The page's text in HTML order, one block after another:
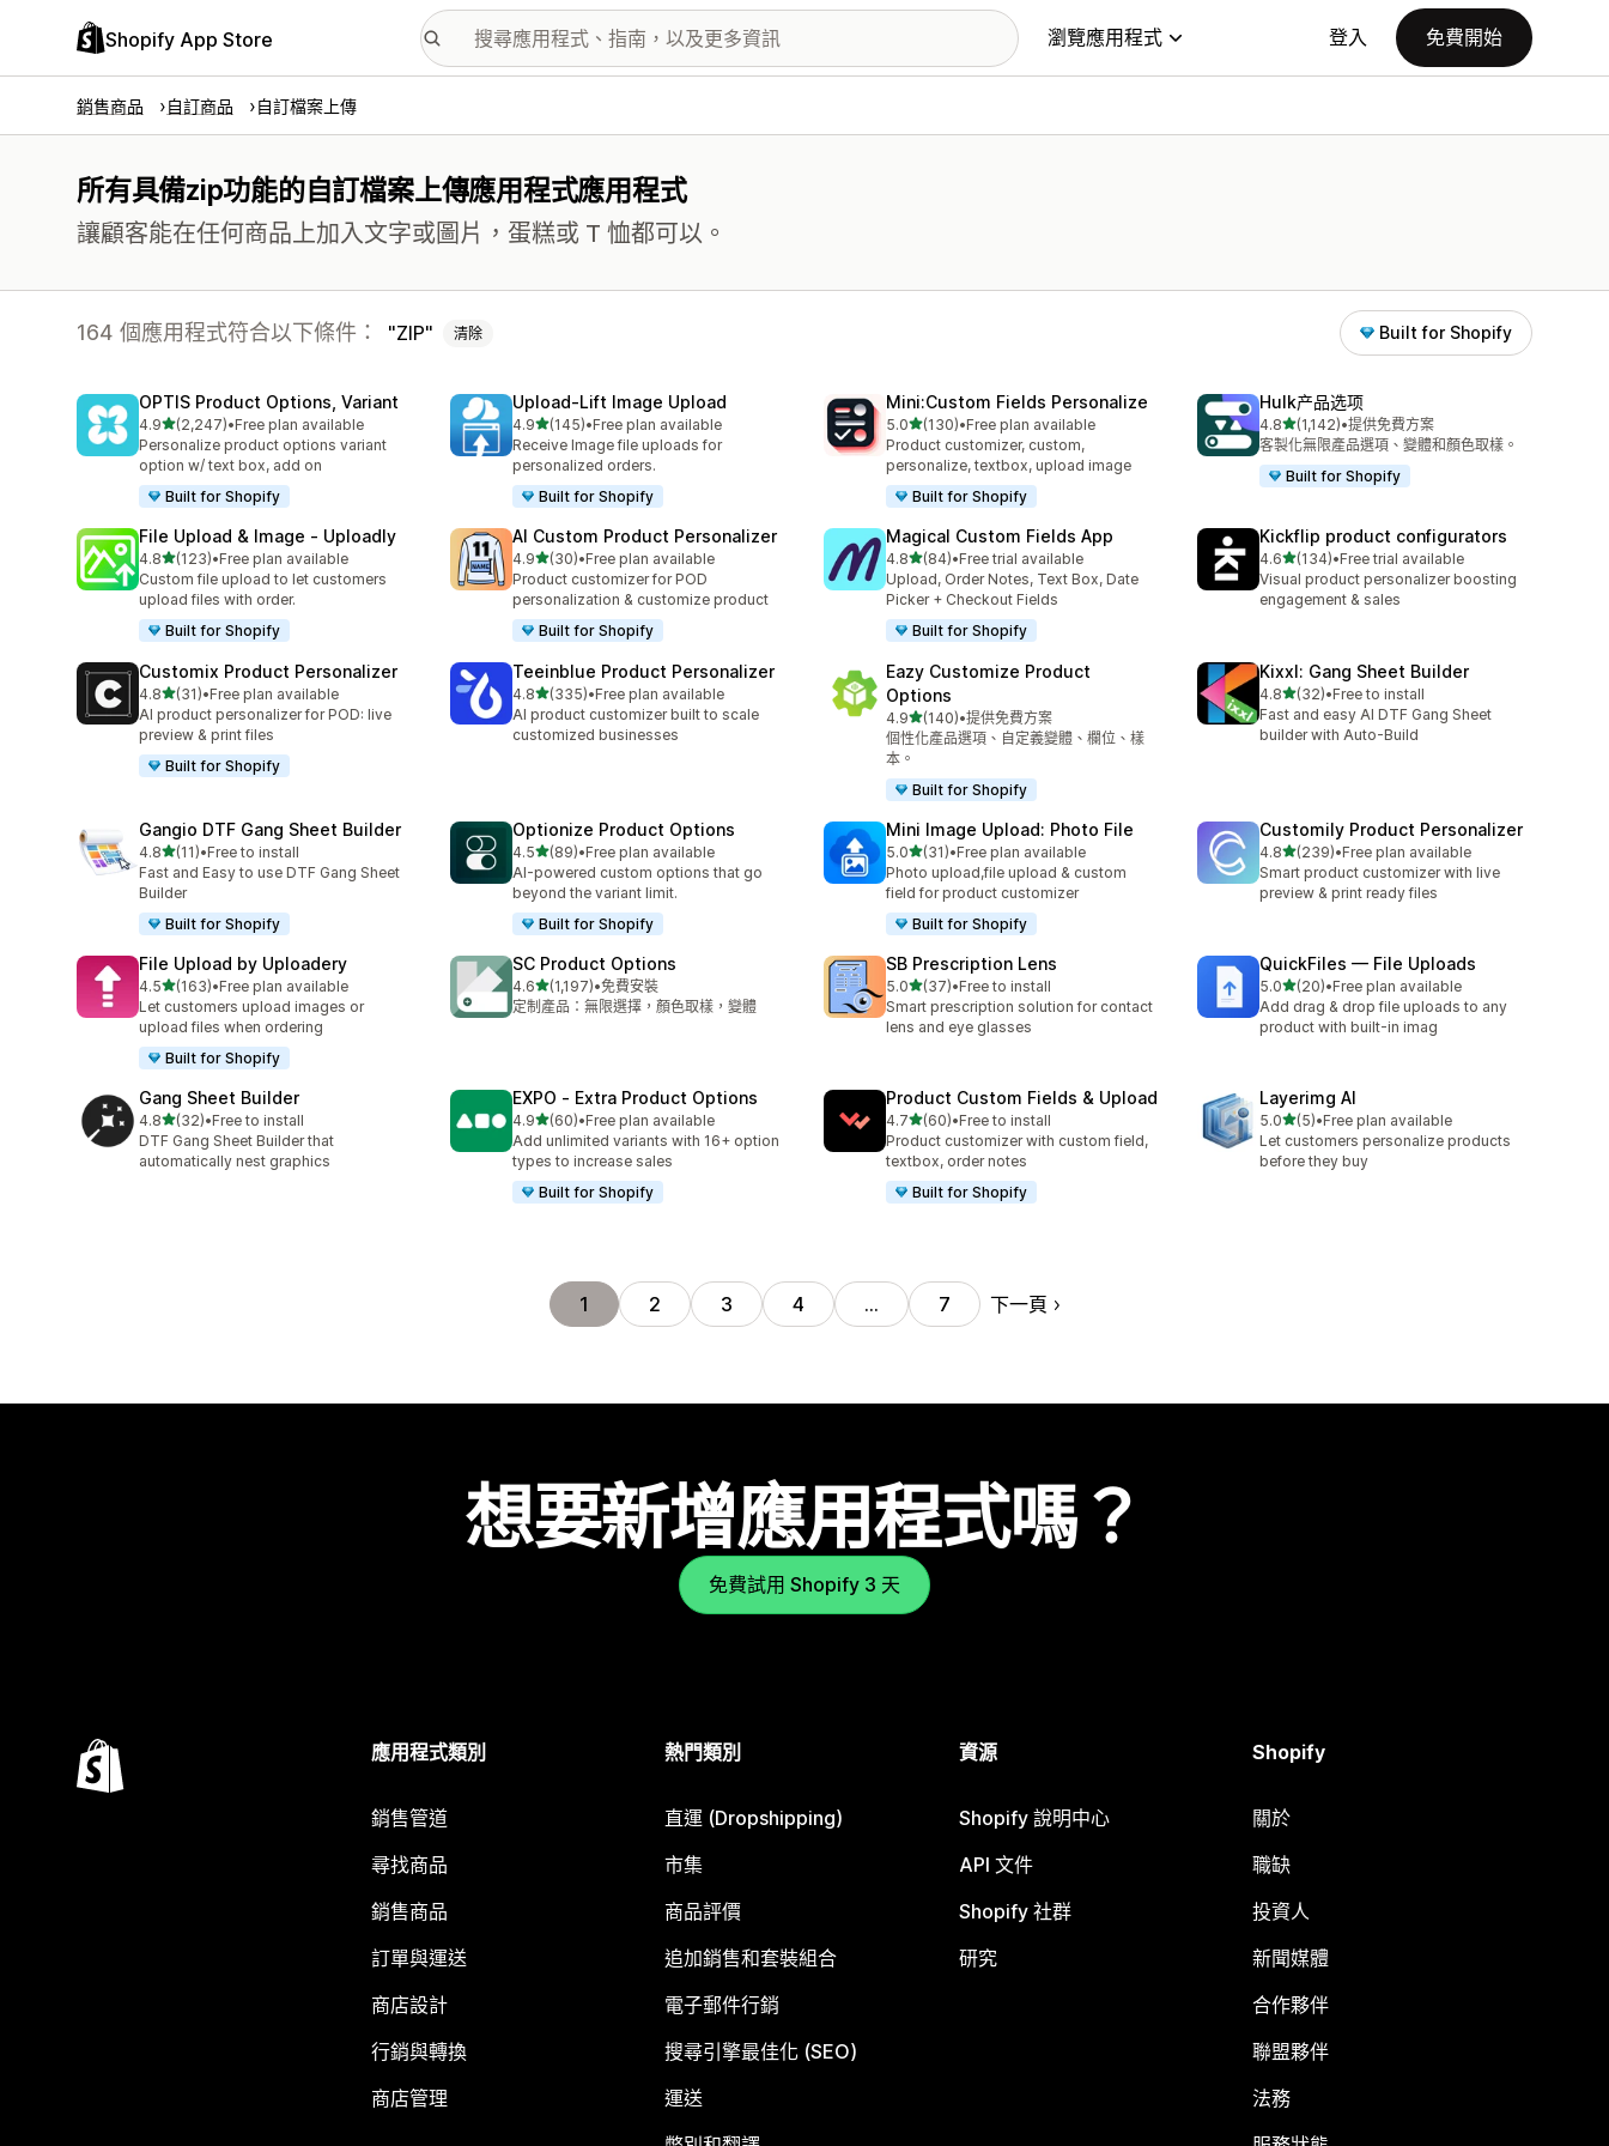
Shopify App Store 瀏覽應用程式 登入 免費開始
銷售商品 自訂商品 自訂檔案上傳
所有具備zip功能的自訂檔案上傳應用程式應用程式
讓顧客能在任何商品上加入文字或圖片，蛋糕或 T 恤都可以。
164 個應用程式符合以下條件： ZIP 清除 Built for Shopify
OPTIS Product Options, Variant
4.9滿分 5 顆星
(2,247)
共有 2247 則評價
•Free plan available
Personalize product options variant
option w/ text box, add on
Built for Shopify
Upload‑Lift Image Upload
4.9滿分 5 顆星
(145)
共有 145 則評價
•Free plan available
Receive Image file uploads for
personalized orders.
Built for Shopify
Mini:Custom Fields Personalize
5.0滿分 5 顆星
(130)
共有 130 則評價
•Free plan available
Product customizer, custom,
personalize, textbox, upload image
Built for Shopify
Hulk产品选项
4.8滿分 5 顆星
(1,142)
共有 1142 則評價
•提供免費方案
客製化無限產品選項、變體和顏色取樣。
Built for Shopify
File Upload & Image ‑ Uploadly
4.8滿分 5 顆星
(123)
共有 123 則評價
•Free plan available
Custom file upload to let customers
upload files with order.
Built for Shopify
AI Custom Product Personalizer
4.9滿分 5 顆星
(30)
共有 30 則評價
•Free plan available
Product customizer for POD
personalization & customize product
Built for Shopify
Magical Custom Fields App
4.8滿分 5 顆星
(84)
共有 84 則評價
•Free trial available
Upload, Order Notes, Text Box, Date
Picker + Checkout Fields
Built for Shopify
Kickflip product configurators
4.6滿分 5 顆星
(134)
共有 134 則評價
•Free trial available
Visual product personalizer boosting
engagement & sales
Customix Product Personalizer
4.8滿分 5 顆星
(31)
共有 31 則評價
•Free plan available
AI product personalizer for POD: live
preview & print files
Built for Shopify
Teeinblue Product Personalizer
4.8滿分 5 顆星
(335)
共有 335 則評價
•Free plan available
AI product customizer built to scale
customized businesses
Eazy Customize Product
Options
4.9滿分 5 顆星
(140)
共有 140 則評價
•提供免費方案
個性化產品選項、自定義變體、欄位、樣
本。
Built for Shopify
Kixxl: Gang Sheet Builder
4.8滿分 5 顆星
(32)
共有 32 則評價
•Free to install
Fast and easy AI DTF Gang Sheet
builder with Auto-Build
Gangio DTF Gang Sheet Builder
4.8滿分 5 顆星
(11)
共有 11 則評價
•Free to install
Fast and Easy to use DTF Gang Sheet
Builder
Built for Shopify
Optionize Product Options
4.5滿分 5 顆星
(89)
共有 89 則評價
•Free plan available
AI-powered custom options that go
beyond the variant limit.
Built for Shopify
Mini Image Upload: Photo File
5.0滿分 5 顆星
(31)
共有 31 則評價
•Free plan available
Photo upload,file upload & custom
field for product customizer
Built for Shopify
Customily Product Personalizer
4.8滿分 5 顆星
(239)
共有 239 則評價
•Free plan available
Smart product customizer with live
preview & print ready files
File Upload by Uploadery
4.5滿分 5 顆星
(163)
共有 163 則評價
•Free plan available
Let customers upload images or
upload files when ordering
Built for Shopify
SC Product Options
4.6滿分 5 顆星
(1,197)
共有 1197 則評價
•免費安裝
定制產品：無限選擇，顏色取樣，變體
SB Prescription Lens
5.0滿分 5 顆星
(37)
共有 37 則評價
•Free to install
Smart prescription solution for contact
lens and eye glasses
QuickFiles — File Uploads
5.0滿分 5 顆星
(20)
共有 20 則評價
•Free plan available
Add drag & drop file uploads to any
product with built-in imag
Gang Sheet Builder
4.8滿分 5 顆星
(32)
共有 32 則評價
•Free to install
DTF Gang Sheet Builder that
automatically nest graphics
EXPO ‑ Extra Product Options
4.9滿分 5 顆星
(60)
共有 60 則評價
•Free plan available
Add unlimited variants with 16+ option
types to increase sales
Built for Shopify
Product Custom Fields & Upload
4.7滿分 5 顆星
(60)
共有 60 則評價
•Free to install
Product customizer with custom field,
textbox, order notes
Built for Shopify
Layerimg AI
5.0滿分 5 顆星
(5)
共有 5 則評價
•Free plan available
Let customers personalize products
before they buy
1 2 3 4 … 7 下一頁
想要新增應用程式嗎？
免費試用 Shopify 3 天
應用程式類別
銷售管道
尋找商品
銷售商品
訂單與運送
商店設計
行銷與轉換
商店管理
熱門類別
直運 (Dropshipping)
市集
商品評價
追加銷售和套裝組合
電子郵件行銷
搜尋引擎最佳化 (SEO)
運送
資源
Shopify 說明中心
API 文件
Shopify 社群
研究
Shopify
關於
職缺
投資人
新聞媒體
合作夥伴
聯盟夥伴
法務